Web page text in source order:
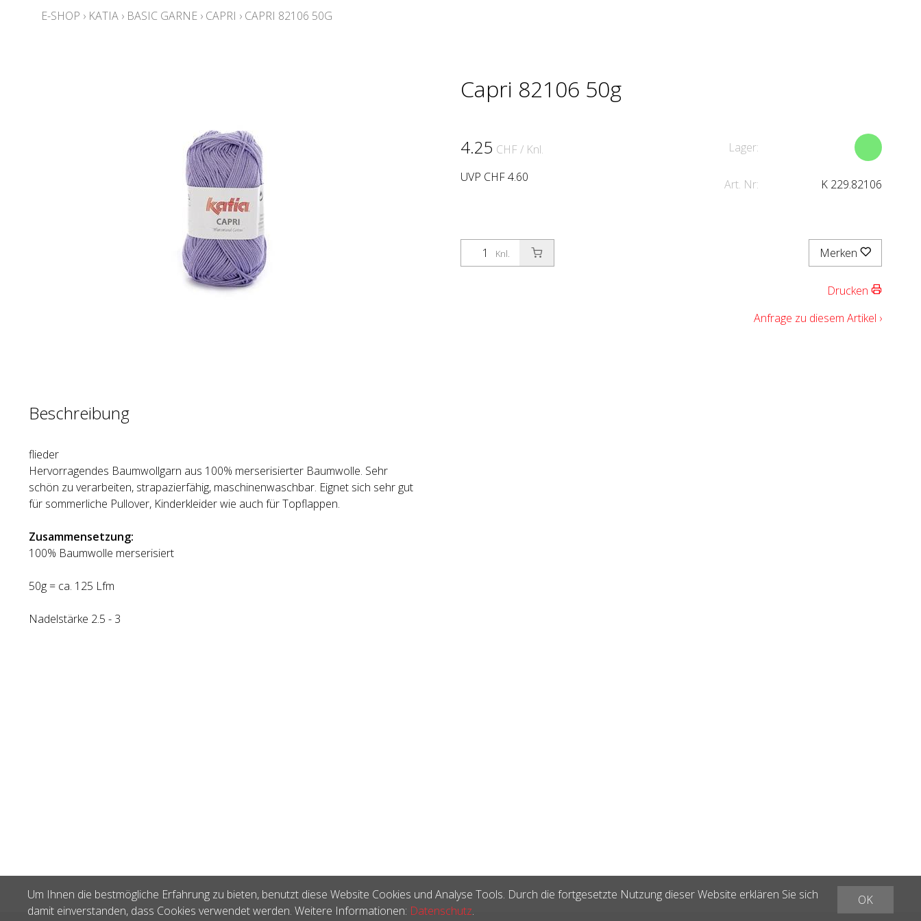
E-SHOP › KATIA › BASIC GARNE › CAPRI › CAPRI 82106 50G
Capri 82106 50g
4.25 CHF / Knl.
UVP CHF 4.60
Lager:
Art. Nr: K 229.82106
Knl. Merken
Drucken
Anfrage zu diesem Artikel ›
Beschreibung
flieder
Hervorragendes Baumwollgarn aus 100% merserisierter Baumwolle. Sehr
schön zu verarbeiten, strapazierfähig, maschinenwaschbar. Eignet sich sehr gut
für sommerliche Pullover, Kinderkleider wie auch für Topflappen.
Zusammensetzung:
100% Baumwolle merserisiert
50g = ca. 125 Lfm
Nadelstärke 2.5 - 3
OK
Um Ihnen die bestmögliche Erfahrung zu bieten, benutzt diese Website Cookies und Analyse Tools. Durch die fortgesetzte Nutzung dieser Website erklären Sie sich
damit einverstanden, dass Cookies verwendet werden. Weitere Informationen: Datenschutz.